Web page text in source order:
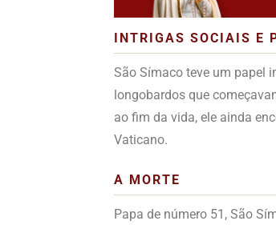
INTRIGAS SOCIAIS E
São Símaco teve um papel
longobardos que
ao fim da vida, ele ainda
Vaticano.
A MORTE
Papa de número 51, São